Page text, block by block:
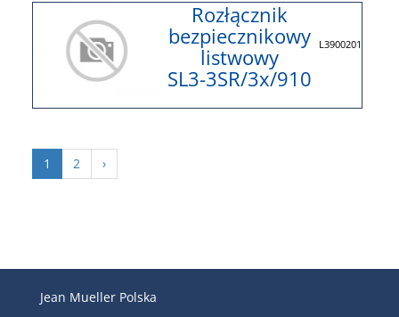
Rozłącznik
bezpiecznikowy
listwowy
SL3-3SR/3x/910
L3900201
1 2 ›
Jean Mueller Polska